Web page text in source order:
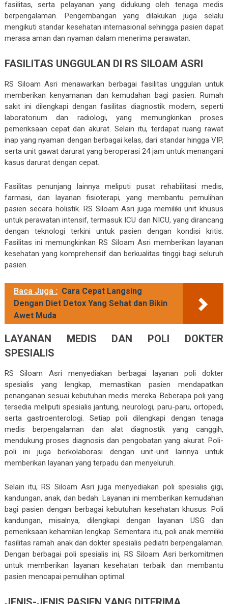
fasilitas, serta pelayanan yang didukung oleh tenaga medis
berpengalaman. Pengembangan yang dilakukan juga selalu
mengikuti standar kesehatan internasional sehingga pasien dapat
merasa aman dan nyaman dalam menerima perawatan.
FASILITAS UNGGULAN DI RS SILOAM ASRI
RS Siloam Asri menawarkan berbagai fasilitas unggulan untuk
memberikan kenyamanan dan kemudahan bagi pasien. Rumah
sakit ini dilengkapi dengan fasilitas diagnostik modern, seperti
laboratorium dan radiologi, yang memungkinkan proses
pemeriksaan cepat dan akurat. Selain itu, terdapat ruang rawat
inap yang nyaman dengan berbagai kelas, dari standar hingga VIP,
serta unit gawat darurat yang beroperasi 24 jam untuk menangani
kasus darurat dengan cepat.
Fasilitas penunjang lainnya meliputi pusat rehabilitasi medis,
farmasi, dan layanan fisioterapi, yang membantu pemulihan
pasien secara holistik. RS Siloam Asri juga memiliki unit khusus
untuk perawatan intensif, termasuk ICU dan NICU, yang dirancang
dengan teknologi terkini untuk pasien dengan kondisi kritis.
Fasilitas ini memungkinkan RS Siloam Asri memberikan layanan
kesehatan yang komprehensif dan berkualitas tinggi bagi seluruh
pasien.
Baca Juga : Cara Cepat Langsing
Dengan Diet Detox Yang Sehat dan Bikin
Awet Muda
LAYANAN MEDIS DAN POLI DOKTER
SPESIALIS
RS Siloam Asri menyediakan berbagai layanan poli dokter
spesialis yang lengkap, memastikan pasien mendapatkan
penanganan sesuai kebutuhan medis mereka. Beberapa poli yang
tersedia meliputi spesialis jantung, neurologi, paru-paru, ortopedi,
serta gastroenterologi. Setiap poli dilengkapi dengan tenaga
medis berpengalaman dan alat diagnostik yang canggih,
mendukung proses diagnosis dan pengobatan yang akurat. Poli-
poli ini juga berkolaborasi dengan unit-unit lainnya untuk
memberikan layanan yang terpadu dan menyeluruh.
Selain itu, RS Siloam Asri juga menyediakan poli spesialis gigi,
kandungan, anak, dan bedah. Layanan ini memberikan kemudahan
bagi pasien dengan berbagai kebutuhan kesehatan khusus. Poli
kandungan, misalnya, dilengkapi dengan layanan USG dan
pemeriksaan kehamilan lengkap. Sementara itu, poli anak memiliki
fasilitas ramah anak dan dokter spesialis pediatri berpengalaman.
Dengan berbagai poli spesialis ini, RS Siloam Asri berkomitmen
untuk memberikan layanan kesehatan terbaik dan membantu
pasien mencapai pemulihan optimal.